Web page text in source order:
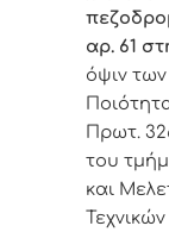
αρ. 61
όψιν
Πρωτ.
του
και